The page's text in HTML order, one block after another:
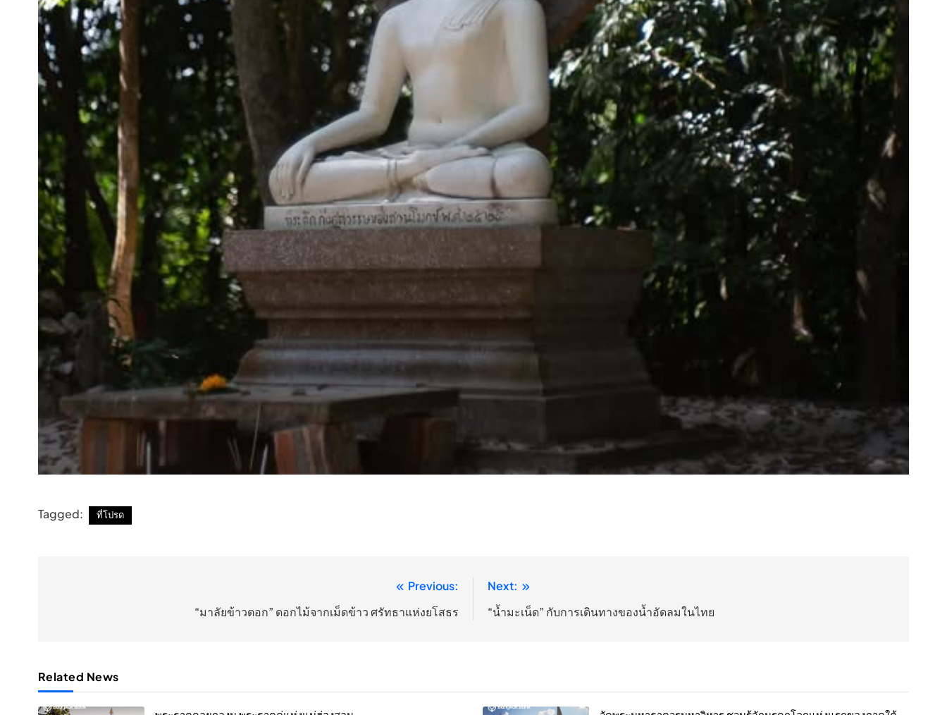
Tagged: ที่โปรด
Previous:
“มาลัยข้าวตอก” ดอกไม้จากเม็ดข้าว ศรัทธาแห่งยโสธร
Next:
“น้ำมะเน็ด” กับการเดินทางของน้ำอัดลมในไทย
Related News